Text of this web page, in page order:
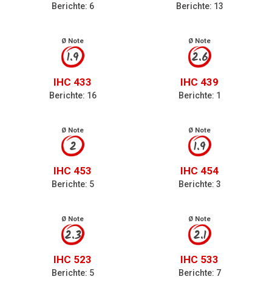
Berichte: 6 Berichte: 13
Ø Note
1.9
IHC 433
Berichte: 16
Ø Note
2.6
IHC 439
Berichte: 1
Ø Note
2
IHC 453
Berichte: 5
Ø Note
1.9
IHC 454
Berichte: 3
Ø Note
2.3
IHC 523
Berichte: 5
Ø Note
2.1
IHC 533
Berichte: 7